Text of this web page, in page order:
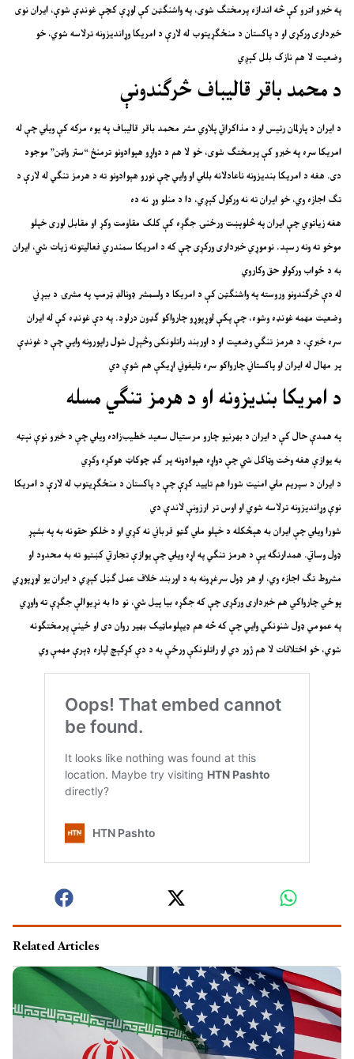
په خبرو اترو کې څه اندازه پرمختګ شوی، په واشنګټن کې لوړې کچې غونډې شوې، ایران نوی
خبرداری ورکړی او د پاکستان د منځګړیتوب له لارې د امریکا وړاندیزونه ترلاسه شوي، خو
وضعیت لا هم نازک بلل کېږي
د محمد باقر قالیباف څرګندونې
د ایران د پارلمان رئیس او د مذاکراتي پلاوي مشر محمد باقر قالیباف په یوه مرکه کې ویلي چې له
امریکا سره په خبرو کې پرمختګ شوی، خو لا هم د دواړو هېوادونو ترمنځ “ستر واټن” موجود
دی. هغه د امریکا بندیزونه ناعادلانه بللي او وایي چې نورو هېوادونو ته د هرمز تنګي له لارې د
تګ اجازه وي، خو ایران ته نه ورکول کېږي، دا د منلو وړ نه ده
هغه زیاتوي چې ایران په څلوېښت ورځنۍ جګړه کې کلک مقاومت وکړ او مقابل لوری خپلو
موخو ته ونه رسېد. نوموړي خبرداری ورکړی چې که د امریکا سمندري فعالیتونه زیات شي، ایران
به د ځواب ورکولو حق وکاروي
له دې څرګندونو وروسته په واشنګټن کې د امریکا د ولسمشر ډونالډ ټرمپ په مشرۍ د بیړني
وضعیت مهمه غونډه وشوه، چې پکې لوړپوړو چارواکو ګډون درلود. په دې غونډه کې له ایران
سره خبرې، د هرمز تنګي وضعیت او د اوربند راتلونکی وڅېړل شول راپورونه وایي چې د غونډې
پر مهال له ایران او پاکستاني چارواکو سره ټلیفوني اړیکې هم شوې دي
د امریکا بندیزونه او د هرمز تنګي مسله
په همدې حال کې د ایران د بهرنیو چارو مرستیال سعید خطیب‌زاده ویلي چې د خبرو نوې نېټه
به یوازې هغه وخت وټاکل شي چې دواړه هېوادونه پر ګډ چوکاټ هوکړه وکړي
د ایران د سپریم ملي امنیت شورا هم تایید کړې چې د پاکستان د منځګړیتوب له لارې د امریکا
نوې وړاندیزونه ترلاسه شوي او اوس تر ارزونې لاندې دي
شورا ویلي چې ایران به هېڅکله د خپلو ملي ګټو قرباني نه کړي او د خلکو حقونه به په بشپړ
ډول وساتي. همدارنګه یې د هرمز تنګي په اړه ویلي چې یوازې تجارتي کښتیو ته به محدود او
مشروط تګ اجازه وي، او هر ډول سرغړونه به د اوربند خلاف عمل ګڼل کېږي د ایران یو لوړپوړي
پوځي چارواکي هم خبرداری ورکړی چې که جګړه بیا پیل شي، نو دا به نړیوالې جګړې ته واوړي
په عمومي ډول شنونکي وایي چې که څه هم ډیپلوماټیک بهیر روان دی او ځینې پرمختګونه
شوي، خو اختلافات لا هم ژور دي او راتلونکې ورځې به د دې کړکېچ لپاره ډېرې مهمې وي
Related Articles